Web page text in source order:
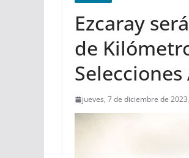
Ezcaray
de
jueves, 7 de diciembre de 2023